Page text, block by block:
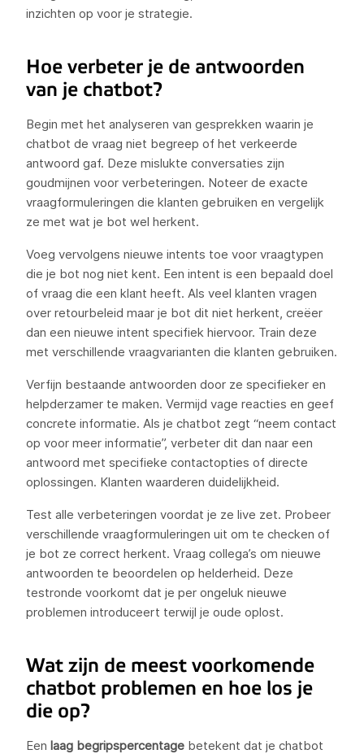
inzichten op voor je strategie.
Hoe verbeter je de antwoorden
van je chatbot?
Begin met het analyseren van gesprekken waarin je
chatbot de vraag niet begreep of het verkeerde
antwoord gaf. Deze mislukte conversaties zijn
goudmijnen voor verbeteringen. Noteer de exacte
vraagformuleringen die klanten gebruiken en vergelijk
ze met wat je bot wel herkent.
Voeg vervolgens nieuwe intents toe voor vraagtypen
die je bot nog niet kent. Een intent is een bepaald doel
of vraag die een klant heeft. Als veel klanten vragen
over retourbeleid maar je bot dit niet herkent, creëer
dan een nieuwe intent specifiek hiervoor. Train deze
met verschillende vraagvarianten die klanten gebruiken.
Verfijn bestaande antwoorden door ze specifieker en
helpderzamer te maken. Vermijd vage reacties en geef
concrete informatie. Als je chatbot zegt “neem contact
op voor meer informatie”, verbeter dit dan naar een
antwoord met specifieke contactopties of directe
oplossingen. Klanten waarderen duidelijkheid.
Test alle verbeteringen voordat je ze live zet. Probeer
verschillende vraagformuleringen uit om te checken of
je bot ze correct herkent. Vraag collega’s om nieuwe
antwoorden te beoordelen op helderheid. Deze
testronde voorkomt dat je per ongeluk nieuwe
problemen introduceert terwijl je oude oplost.
Wat zijn de meest voorkomende
chatbot problemen en hoe los je
die op?
Een laag begripspercentage betekent dat je chatbot